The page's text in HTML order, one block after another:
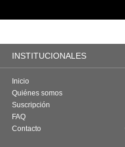
INSTITUCIONALES
Inicio
Quiénes somos
Suscripción
FAQ
Contacto